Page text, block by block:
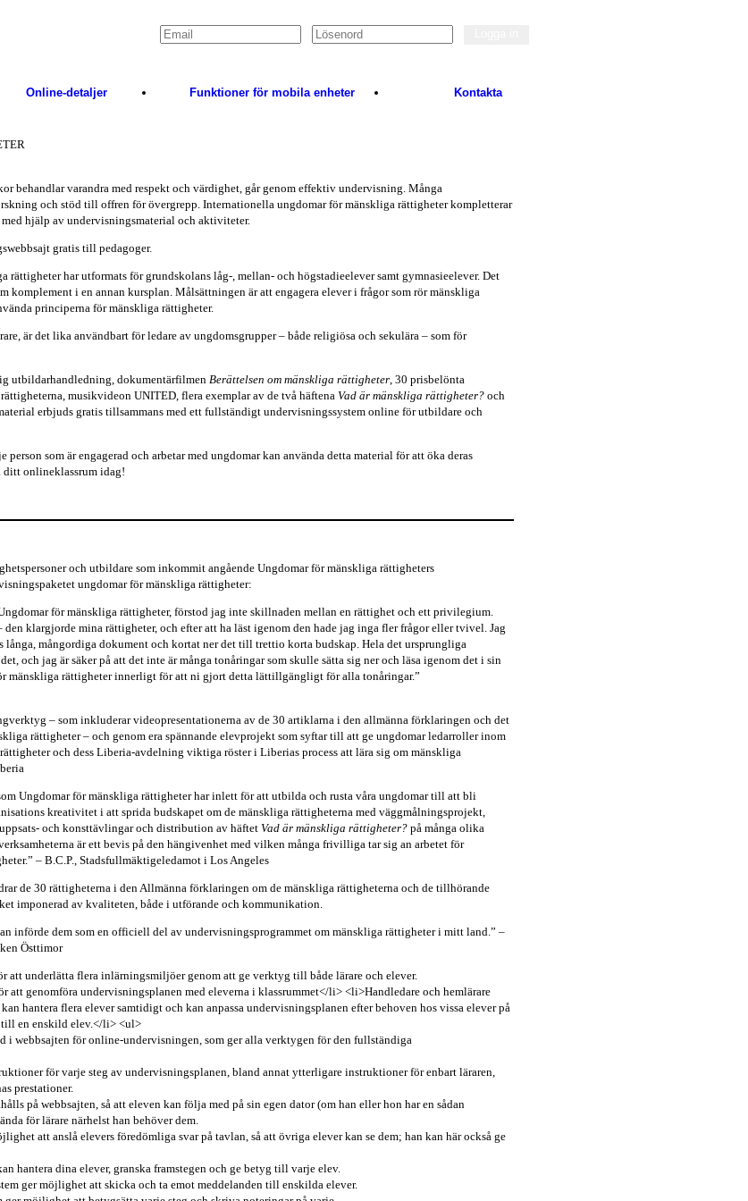
Online-detaljer Funktioner för mobila enheter Kontakta
behandlar varandra med respekt och värdighet, går genom effektiv undervisning. Många
och stöd till offren för övergrepp. Internationella ungdomar för mänskliga rättigheter kompletterar
hjälp av undervisningsmaterial och aktiviteter.
gratis till pedagoger.
rättigheter har utformats för grundskolans låg-, mellan- och högstadieelever samt gymnasieelever. Det
komplement i en annan kursplan. Målsättningen är att engagera elever i frågor som rör mänskliga
principerna för mänskliga rättigheter.
är det lika användbart för ledare av ungdomsgrupper – både religiösa och sekulära – som för
utbildarhandledning, dokumentärfilmen Berättelsen om mänskliga rättigheter, 30 prisbelönta
musikvideon UNITED, flera exemplar av de två häftena Vad är mänskliga rättigheter? och
erbjuds gratis tillsammans med ett fullständigt undervisningssystem online för utbildare och
som är engagerad och arbetar med ungdomar kan använda detta material för att öka deras
ditt onlineklassrum idag!
och utbildare som inkommit angående Ungdomar för mänskliga rättigheters
ungdomar för mänskliga rättigheter:
för mänskliga rättigheter, förstod jag inte skillnaden mellan en rättighet och ett privilegium.
klargjorde mina rättigheter, och efter att ha läst igenom den hade jag inga fler frågor eller tvivel. Jag
långa, mångordiga dokument och kortat ner det till trettio korta budskap. Hela det ursprungliga
och jag är säker på att det inte är många tonåringar som skulle sätta sig ner och läsa igenom det i sin
mänskliga rättigheter innerligt för att ni gjort detta lättillgängligt för alla tonåringar.”
– som inkluderar videopresentationerna av de 30 artiklarna i den allmänna förklaringen och det
rättigheter – och genom era spännande elevprojekt som syftar till att ge ungdomar ledarroller inom
och dess Liberia-avdelning viktiga röster i Liberias process att lära sig om mänskliga
Ungdomar för mänskliga rättigheter har inlett för att utbilda och rusta våra ungdomar till att bli
kreativitet i att sprida budskapet om de mänskliga rättigheterna med väggmålningsprojekt,
och konsttävlingar och distribution av häftet Vad är mänskliga rättigheter? på många olika
är ett bevis på den hängivenhet med vilken många frivilliga tar sig an arbetet för
– B.C.P., Stadsfullmäktigeledamot i Los Angeles
de 30 rättigheterna i den Allmänna förklaringen om de mänskliga rättigheterna och de tillhörande
imponerad av kvaliteten, både i utförande och kommunikation.
införde dem som en officiell del av undervisningsprogrammet om mänskliga rättigheter i mitt land.” –
Östtimor